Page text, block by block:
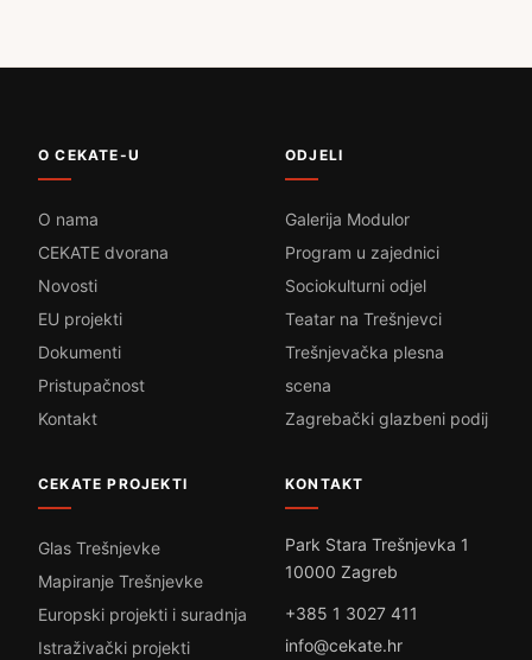
O CEKATE-U
O nama
CEKATE dvorana
Novosti
EU projekti
Dokumenti
Pristupačnost
Kontakt
ODJELI
Galerija Modulor
Program u zajednici
Sociokulturni odjel
Teatar na Trešnjevci
Trešnjevačka plesna
scena
Zagrebački glazbeni podij
CEKATE PROJEKTI
Glas Trešnjevke
Mapiranje Trešnjevke
Europski projekti i suradnja
Istraživački projekti
KONTAKT
Park Stara Trešnjevka 1
10000 Zagreb
+385 1 3027 411
info@cekate.hr